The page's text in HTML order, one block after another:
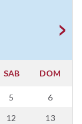
SAB DOM
5 6
12 13